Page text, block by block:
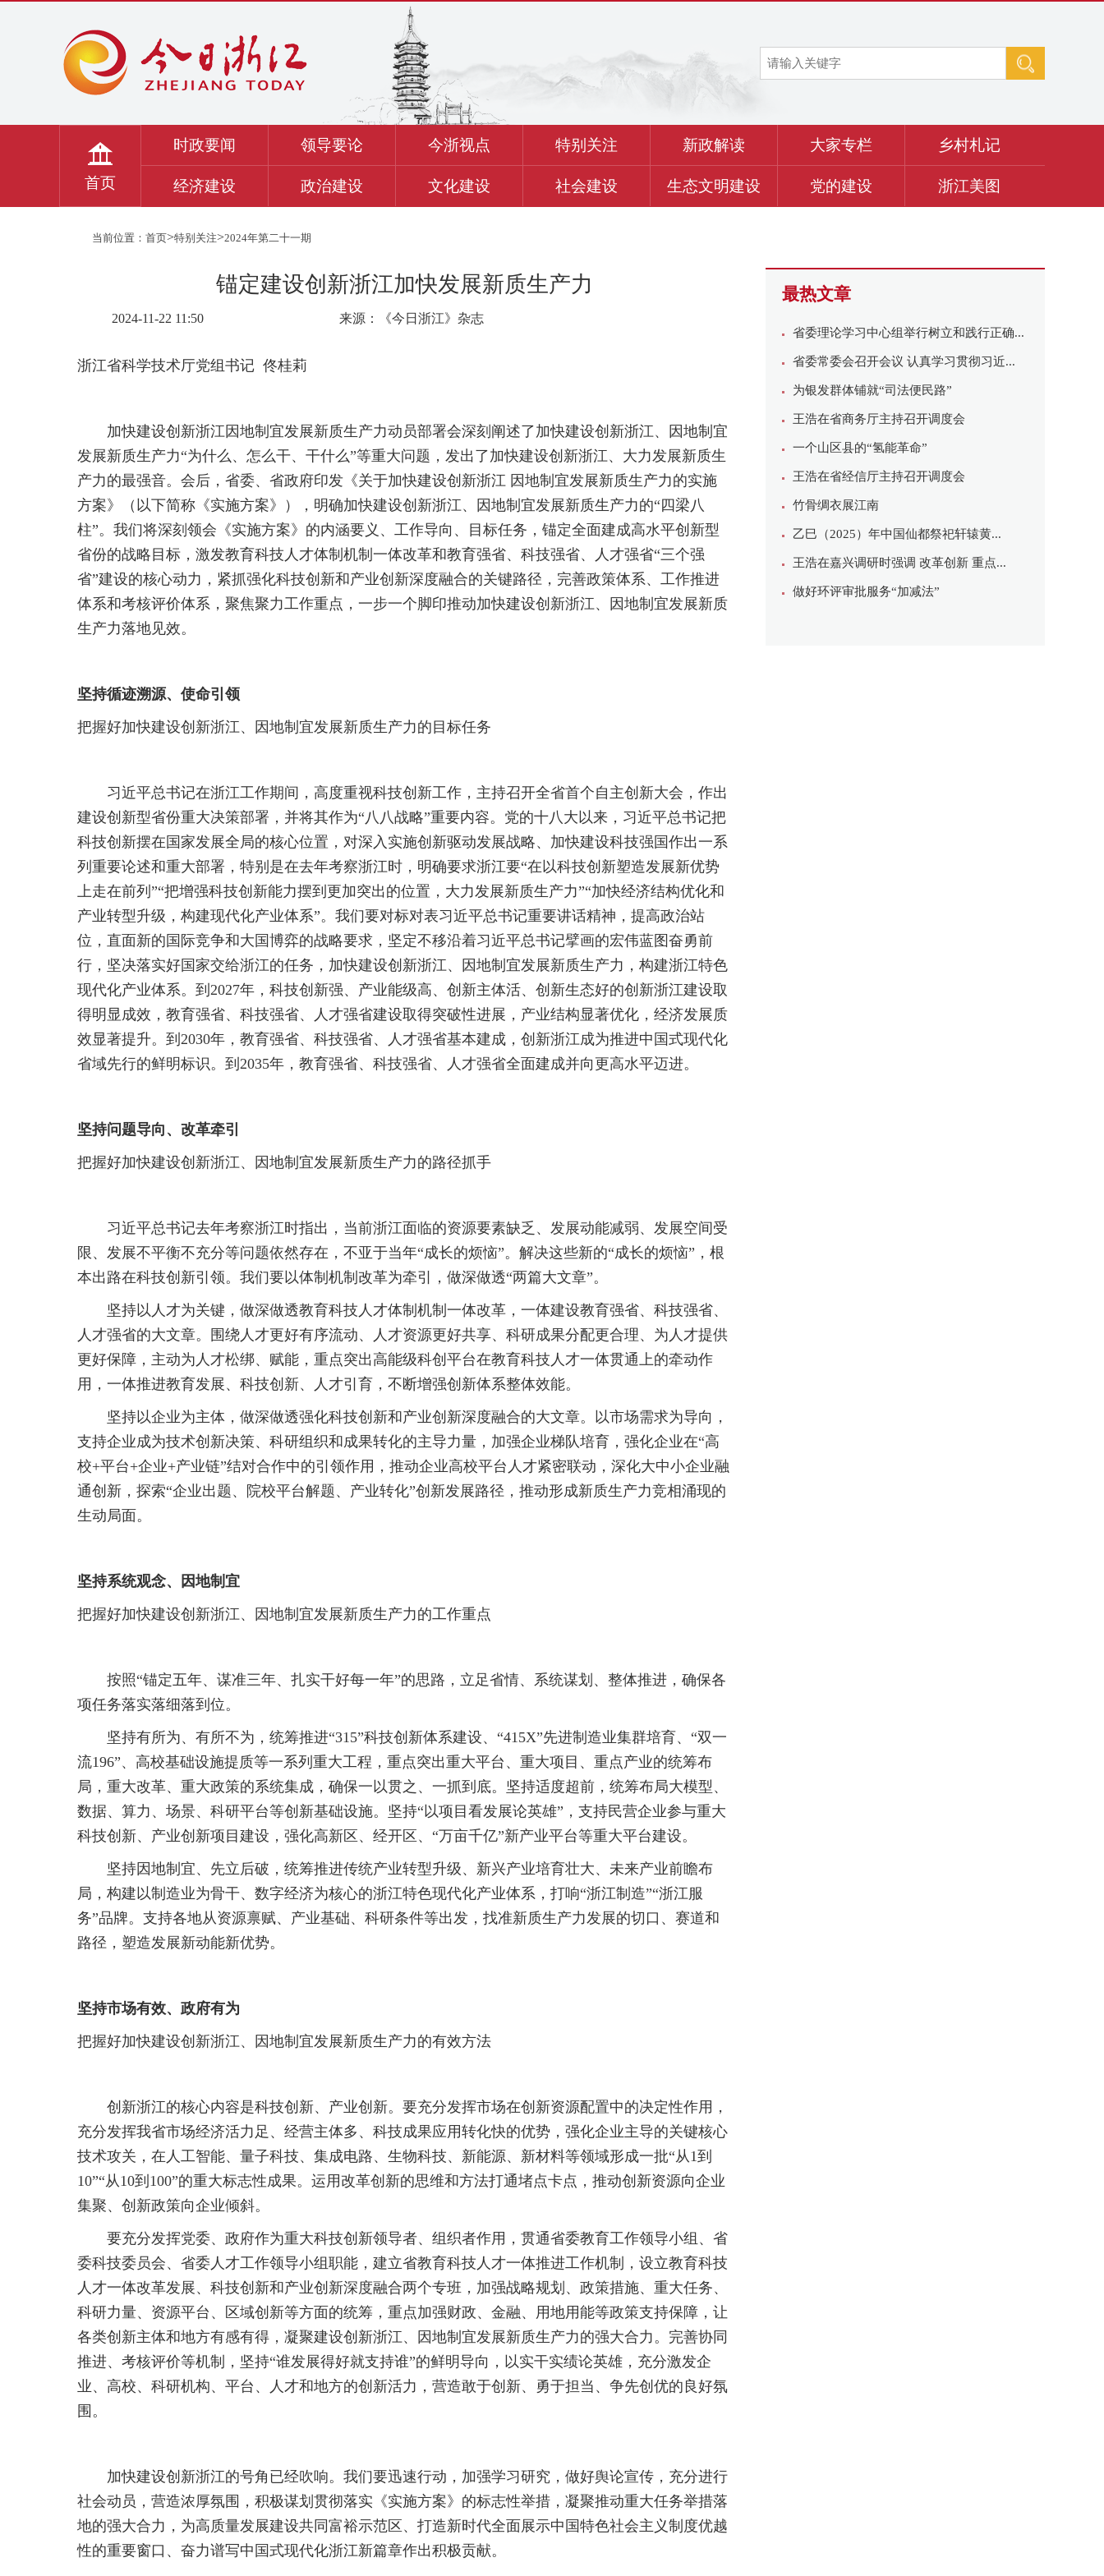
首页
时政要闻 领导要论 今浙视点 特别关注 新政解读 大家专栏 乡村札记
经济建设 政治建设 文化建设 社会建设 生态文明建设 党的建设 浙江美图
当前位置： 首页>特别关注>2024年第二十一期
锚定建设创新浙江加快发展新质生产力
2024-11-22 11:50 来源：《今日浙江》杂志
浙江省科学技术厅党组书记 佟桂莉
加快建设创新浙江因地制宜发展新质生产力动员部署会深刻阐述了加快建设创新浙江、因地制宜
发展新质生产力“为什么、怎么干、干什么”等重大问题，发出了加快建设创新浙江、大力发展新质生
产力的最强音。会后，省委、省政府印发《关于加快建设创新浙江 因地制宜发展新质生产力的实施
方案》（以下简称《实施方案》），明确加快建设创新浙江、因地制宜发展新质生产力的“四梁八
柱”。我们将深刻领会《实施方案》的内涵要义、工作导向、目标任务，锚定全面建成高水平创新型
省份的战略目标，激发教育科技人才体制机制一体改革和教育强省、科技强省、人才强省“三个强
省”建设的核心动力，紧抓强化科技创新和产业创新深度融合的关键路径，完善政策体系、工作推进
体系和考核评价体系，聚焦聚力工作重点，一步一个脚印推动加快建设创新浙江、因地制宜发展新质
生产力落地见效。
坚持循迹溯源、使命引领
把握好加快建设创新浙江、因地制宜发展新质生产力的目标任务
习近平总书记在浙江工作期间，高度重视科技创新工作，主持召开全省首个自主创新大会，作出
建设创新型省份重大决策部署，并将其作为“八八战略”重要内容。党的十八大以来，习近平总书记把
科技创新摆在国家发展全局的核心位置，对深入实施创新驱动发展战略、加快建设科技强国作出一系
列重要论述和重大部署，特别是在去年考察浙江时，明确要求浙江要“在以科技创新塑造发展新优势
上走在前列”“把增强科技创新能力摆到更加突出的位置，大力发展新质生产力”“加快经济结构优化和
产业转型升级，构建现代化产业体系”。我们要对标对表习近平总书记重要讲话精神，提高政治站
位，直面新的国际竞争和大国博弈的战略要求，坚定不移沿着习近平总书记擘画的宏伟蓝图奋勇前
行，坚决落实好国家交给浙江的任务，加快建设创新浙江、因地制宜发展新质生产力，构建浙江特色
现代化产业体系。到2027年，科技创新强、产业能级高、创新主体活、创新生态好的创新浙江建设取
得明显成效，教育强省、科技强省、人才强省建设取得突破性进展，产业结构显著优化，经济发展质
效显著提升。到2030年，教育强省、科技强省、人才强省基本建成，创新浙江成为推进中国式现代化
省域先行的鲜明标识。到2035年，教育强省、科技强省、人才强省全面建成并向更高水平迈进。
坚持问题导向、改革牵引
把握好加快建设创新浙江、因地制宜发展新质生产力的路径抓手
习近平总书记去年考察浙江时指出，当前浙江面临的资源要素缺乏、发展动能减弱、发展空间受
限、发展不平衡不充分等问题依然存在，不亚于当年“成长的烦恼”。解决这些新的“成长的烦恼”，根
本出路在科技创新引领。我们要以体制机制改革为牵引，做深做透“两篇大文章”。
坚持以人才为关键，做深做透教育科技人才体制机制一体改革，一体建设教育强省、科技强省、
人才强省的大文章。围绕人才更好有序流动、人才资源更好共享、科研成果分配更合理、为人才提供
更好保障，主动为人才松绑、赋能，重点突出高能级科创平台在教育科技人才一体贯通上的牵动作
用，一体推进教育发展、科技创新、人才引育，不断增强创新体系整体效能。
坚持以企业为主体，做深做透强化科技创新和产业创新深度融合的大文章。以市场需求为导向，
支持企业成为技术创新决策、科研组织和成果转化的主导力量，加强企业梯队培育，强化企业在“高
校+平台+企业+产业链”结对合作中的引领作用，推动企业高校平台人才紧密联动，深化大中小企业融
通创新，探索“企业出题、院校平台解题、产业转化”创新发展路径，推动形成新质生产力竞相涌现的
生动局面。
坚持系统观念、因地制宜
把握好加快建设创新浙江、因地制宜发展新质生产力的工作重点
按照“锚定五年、谋准三年、扎实干好每一年”的思路，立足省情、系统谋划、整体推进，确保各
项任务落实落细落到位。
坚持有所为、有所不为，统筹推进“315”科技创新体系建设、“415X”先进制造业集群培育、“双一
流196”、高校基础设施提质等一系列重大工程，重点突出重大平台、重大项目、重点产业的统筹布
局，重大改革、重大政策的系统集成，确保一以贯之、一抓到底。坚持适度超前，统筹布局大模型、
数据、算力、场景、科研平台等创新基础设施。坚持“以项目看发展论英雄”，支持民营企业参与重大
科技创新、产业创新项目建设，强化高新区、经开区、“万亩千亿”新产业平台等重大平台建设。
坚持因地制宜、先立后破，统筹推进传统产业转型升级、新兴产业培育壮大、未来产业前瞻布
局，构建以制造业为骨干、数字经济为核心的浙江特色现代化产业体系，打响“浙江制造”“浙江服
务”品牌。支持各地从资源禀赋、产业基础、科研条件等出发，找准新质生产力发展的切口、赛道和
路径，塑造发展新动能新优势。
坚持市场有效、政府有为
把握好加快建设创新浙江、因地制宜发展新质生产力的有效方法
创新浙江的核心内容是科技创新、产业创新。要充分发挥市场在创新资源配置中的决定性作用，
充分发挥我省市场经济活力足、经营主体多、科技成果应用转化快的优势，强化企业主导的关键核心
技术攻关，在人工智能、量子科技、集成电路、生物科技、新能源、新材料等领域形成一批“从1到
10”“从10到100”的重大标志性成果。运用改革创新的思维和方法打通堵点卡点，推动创新资源向企业
集聚、创新政策向企业倾斜。
要充分发挥党委、政府作为重大科技创新领导者、组织者作用，贯通省委教育工作领导小组、省
委科技委员会、省委人才工作领导小组职能，建立省教育科技人才一体推进工作机制，设立教育科技
人才一体改革发展、科技创新和产业创新深度融合两个专班，加强战略规划、政策措施、重大任务、
科研力量、资源平台、区域创新等方面的统筹，重点加强财政、金融、用地用能等政策支持保障，让
各类创新主体和地方有感有得，凝聚建设创新浙江、因地制宜发展新质生产力的强大合力。完善协同
推进、考核评价等机制，坚持“谁发展得好就支持谁”的鲜明导向，以实干实绩论英雄，充分激发企
业、高校、科研机构、平台、人才和地方的创新活力，营造敢于创新、勇于担当、争先创优的良好氛
围。
加快建设创新浙江的号角已经吹响。我们要迅速行动，加强学习研究，做好舆论宣传，充分进行
社会动员，营造浓厚氛围，积极谋划贯彻落实《实施方案》的标志性举措，凝聚推动重大任务举措落
地的强大合力，为高质量发展建设共同富裕示范区、打造新时代全面展示中国特色社会主义制度优越
性的重要窗口、奋力谱写中国式现代化浙江新篇章作出积极贡献。
最热文章